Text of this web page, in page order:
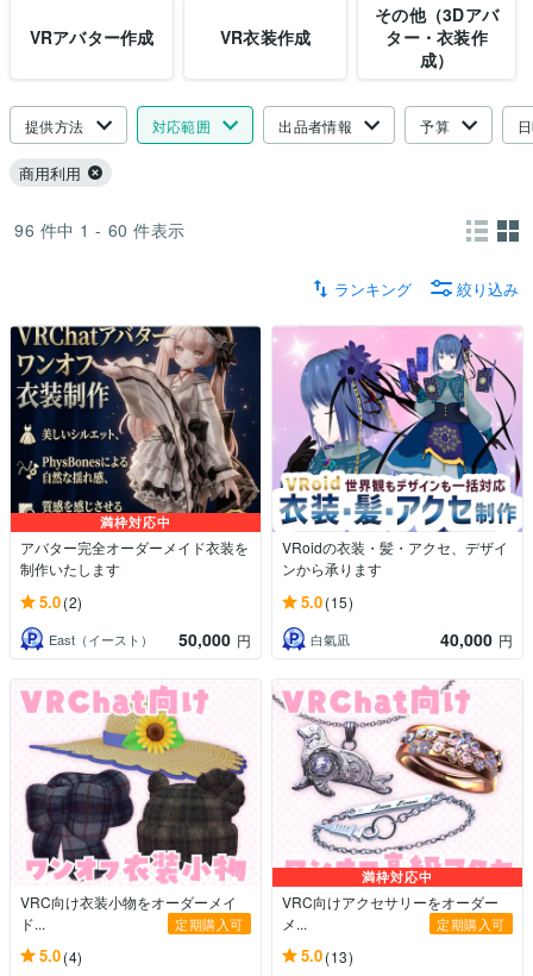
VRアバター作成 VR衣装作成
その他（3Dアバ
ター・衣装作
成）
提供方法 対応範囲 出品者情報 予算
商用利用
96 件中 1 - 60 件表示
ランキング 絞り込み
満枠対応中
アバター完全オーダーメイド衣装を
制作いたします
5.0(2)
East（イースト） 50,000 円
VRoidの衣装・髪・アクセ、デザイ
ンから承ります
5.0(15)
白氣凪 40,000 円
VRC向け衣装小物をオーダーメイ
ド...
定期購入可
5.0(4)
満枠対応中
VRC向けアクセサリーをオーダー
メ...
定期購入可
5.0(13)